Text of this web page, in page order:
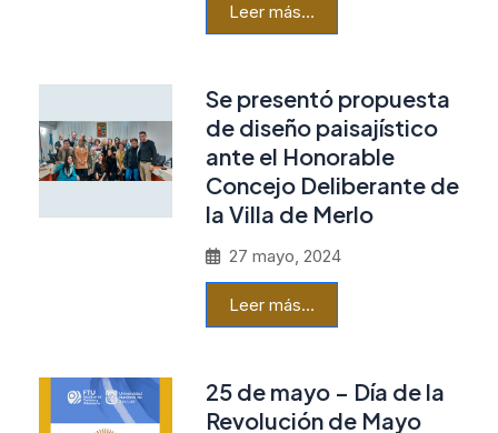
Leer más…
Se presentó propuesta
de diseño paisajístico
ante el Honorable
Concejo Deliberante de
la Villa de Merlo
27 mayo, 2024
Leer más…
25 de mayo – Día de la
Revolución de Mayo